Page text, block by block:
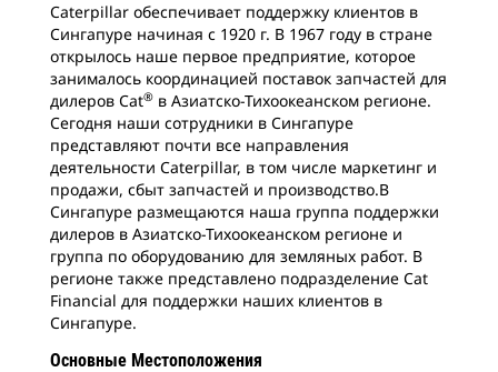
Caterpillar обеспечивает поддержку клиентов в
Сингапуре начиная с 1920 г. В 1967 году в стране
открылось наше первое предприятие, которое
занималось координацией поставок запчастей для
дилеров Cat® в Азиатско-Тихоокеанском регионе.
Сегодня наши сотрудники в Сингапуре
представляют почти все направления
деятельности Caterpillar, в том числе маркетинг и
продажи, сбыт запчастей и производство.В
Сингапуре размещаются наша группа поддержки
дилеров в Азиатско-Тихоокеанском регионе и
группа по оборудованию для земляных работ. В
регионе также представлено подразделение Cat
Financial для поддержки наших клиентов в
Сингапуре.
Основные Местоположения